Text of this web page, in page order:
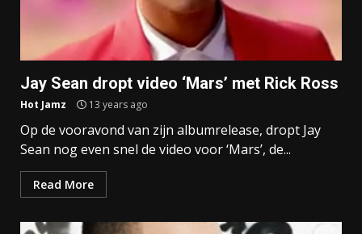
Jay Sean dropt video ‘Mars’ met Rick Ross
Hot Jamz 13 years ago
Op de vooravond van zijn albumrelease, dropt Jay
Sean nog even snel de video voor ‘Mars’, de...
Read More